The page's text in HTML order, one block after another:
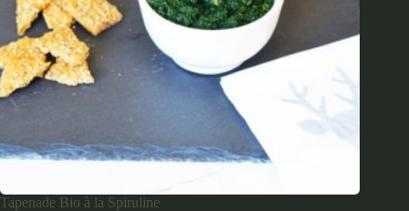
Tapenade Bio à la Spiruline